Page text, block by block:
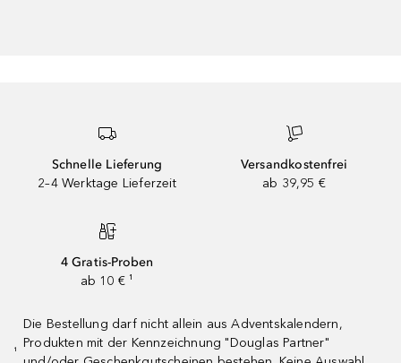
Schnelle Lieferung
2–4 Werktage Lieferzeit
Versandkostenfrei
ab 39,95 €
4 Gratis-Proben
ab 10 € ¹
¹
Die Bestellung darf nicht allein aus Adventskalendern,
Produkten mit der Kennzeichnung "Douglas Partner"